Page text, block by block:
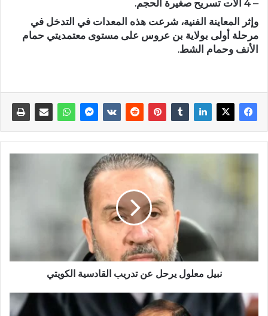
– 4 آلات تسريح صغيرة الحجم.
وإثر المعاينة الفنية، شرعت هذه المعدات في التدخل في
مرحلة أولى بولاية بن عروس على مستوى معتمديتي حمام
الأنف وحمام الشط.
نبيل معلول يرحل عن تدريب القادسية الكويتي